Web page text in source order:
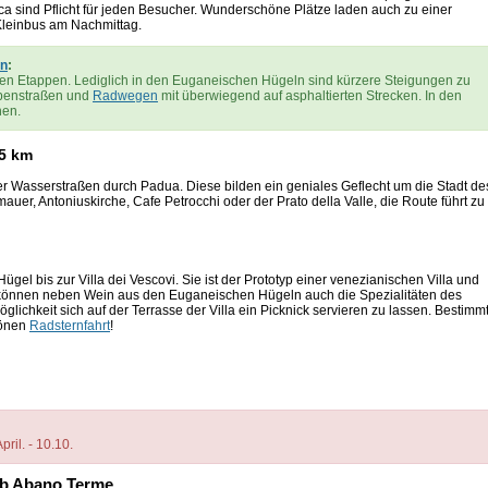
sind Pflicht für jeden Besucher. Wunderschöne Plätze laden auch zu einer
am Nachmittag.
:
Etappen. Lediglich in den Euganeischen Hügeln sind kürzere Steigungen zu
und Radwegen mit überwiegend auf asphaltierten Strecken. In den
km
Wasserstraßen durch Padua. Diese bilden ein geniales Geflecht um die Stadt
Antoniuskirche, Cafe Petrocchi oder der Prato della Valle, die Route führt zu
bis zur Villa dei Vescovi. Sie ist der Prototyp einer venezianischen Villa und
neben Wein aus den Euganeischen Hügeln auch die Spezialitäten des
sich auf der Terrasse der Villa ein Picknick servieren zu lassen. Bestimmt
Radsternfahrt!
- 10.10.